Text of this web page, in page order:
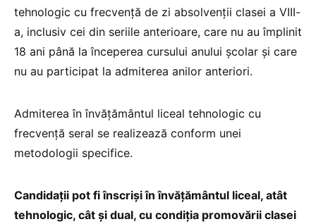
tehnologic cu frecvență de zi absolvenții clasei a VIII-
a, inclusiv cei din seriile anterioare, care nu au împlinit
18 ani până la începerea cursului anului școlar și care
nu au participat la admiterea anilor anteriori.
Admiterea în învățământul liceal tehnologic cu
frecvență seral se realizează conform unei
metodologii specifice.
Candidații pot fi înscriși în învățământul liceal, atât
tehnologic, cât și dual, cu condiția promovării clasei